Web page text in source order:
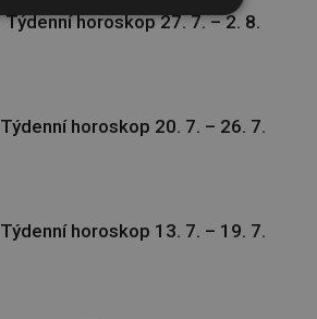
Týdenní horoskop 27. 7. – 2. 8.
Týdenní horoskop 20. 7. – 26. 7.
Týdenní horoskop 13. 7. – 19. 7.